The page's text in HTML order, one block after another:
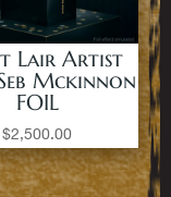
Lair Artist
Mckinnon
FOIL
$2,500.00